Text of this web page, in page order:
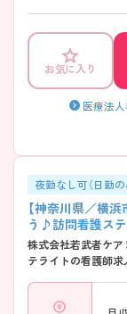
お気に入り
医療法
夜勤なし可（日勤の
【神奈川県／横
う♪訪問看護ステ
株式会社若武者ケ
テライトの看護師